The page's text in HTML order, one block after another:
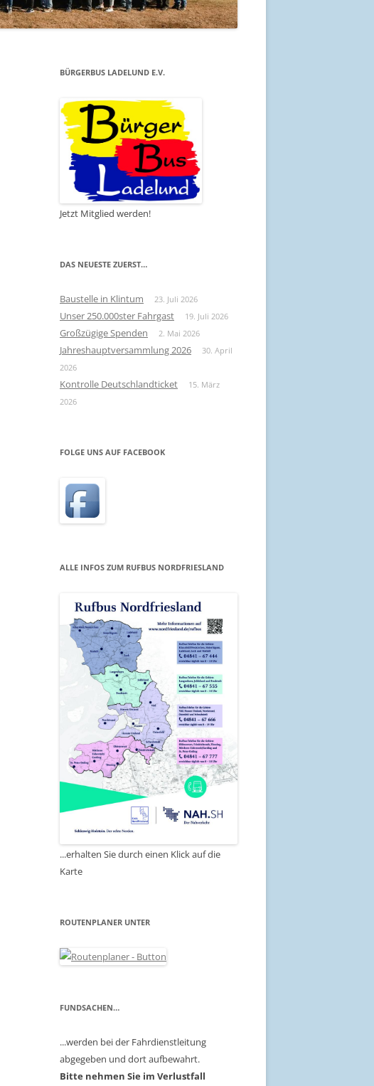
BÜRGERBUS LADELUND E.V.
Jetzt Mitglied werden!
DAS NEUESTE ZUERST…
Baustelle in Klintum 23. Juli 2026
Unser 250.000ster Fahrgast 19. Juli 2026
Großzügige Spenden 2. Mai 2026
Jahreshauptversammlung 2026
30. April
2026
Kontrolle Deutschlandticket
15. März
2026
FOLGE UNS AUF FACEBOOK
ALLE INFOS ZUM RUFBUS NORDFRIESLAND
...erhalten Sie durch einen Klick auf die
Karte
ROUTENPLANER UNTER
FUNDSACHEN…
...werden bei der Fahrdienstleitung
abgegeben und dort aufbewahrt.
Bitte nehmen Sie im Verlustfall